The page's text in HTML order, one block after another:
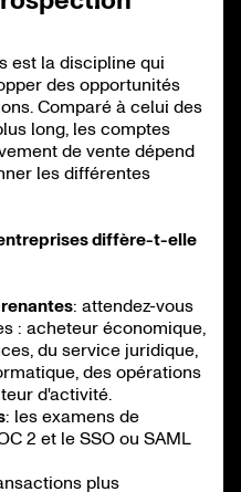
est la discipline qui
des opportunités
Comparé à celui des
long, les comptes
de vente dépend
les différentes
diffère-t-elle
: attendez-vous
: acheteur économique,
du service juridique,
des opérations
d'activité.
: les examens de
2 et le SSO ou SAML
plus